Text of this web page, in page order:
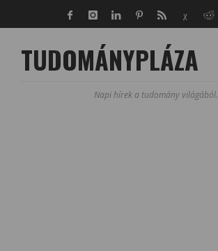
TUDOMÁNYPLÁZA
Napi hírek a tudomány világából.